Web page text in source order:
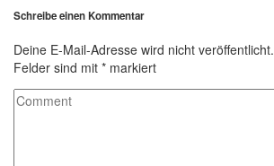
Schreibe einen Kommentar
Deine E-Mail-Adresse wird nicht veröffentlicht.
Felder sind mit * markiert